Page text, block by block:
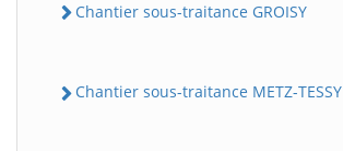
Chantier sous-traitance GROISY
Chantier sous-traitance METZ-TESSY